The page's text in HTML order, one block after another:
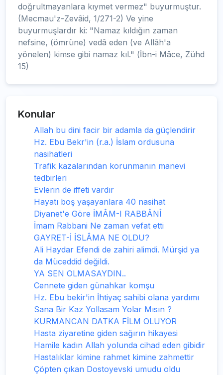
doğrultmayanlara kıymet vermez" buyurmuştur.
(Mecmau'z-Zevâid, 1/271-2) Ve yine
buyurmuşlardır ki: "Namaz kıldığın zaman
nefsine, (ömrüne) vedâ eden (ve Allâh'a
yönelen) kimse gibi namaz kıl." (İbn-i Mâce, Zühd
15)
Konular
Allah bu dini facir bir adamla da güçlendirir
Hz. Ebu Bekr'in (r.a.) İslam ordusuna
nasihatleri
Trafik kazalarından korunmanın manevi
tedbirleri
Evlerin de iffeti vardır
Hayatı boş yaşayanlara 40 nasihat
Diyanet'e Göre İMÂM-I RABBÂNÎ
İmam Rabbani Ne zaman vefat etti
GAYRET-İ İSLÂMA NE OLDU?
Ali Haydar Efendi de zahiri alimdi. Mürşid ya
da Müceddid değildi.
YA SEN OLMASAYDIN..
Cennete giden günahkar komşu
Hz. Ebu bekir'in İhtiyaç sahibi olana yardımı
Sana Bir Kaz Yollasam Yolar Mısın ?
KURMANCAN DATKA FİLM OLUYOR
Hasta ziyaretine giden sağırın hikayesi
Hamile kadın Allah yolunda cihad eden gibidir
Hastalıklar kimine rahmet kimine zahmettir
Çöpten çıkan Dostoyevski umudu oldu